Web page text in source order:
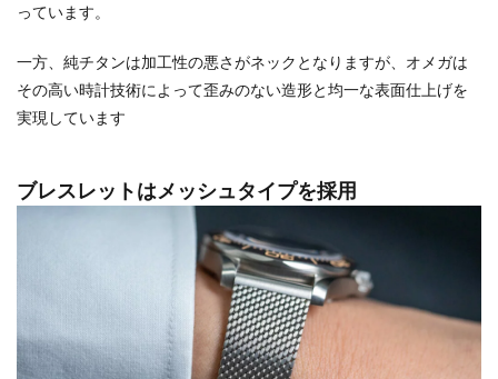
っています。
一方、純チタンは加工性の悪さがネックとなりますが、オメガは
その高い時計技術によって歪みのない造形と均一な表面仕上げを
実現しています
ブレスレットはメッシュタイプを採用